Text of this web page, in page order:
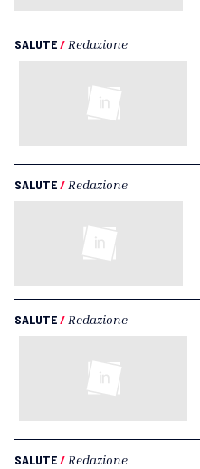
SALUTE/ Redazione
SALUTE/ Redazione
SALUTE/ Redazione
SALUTE/ Redazione